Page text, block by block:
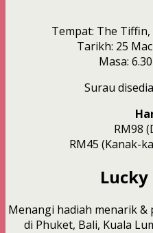
Tempat: The
Tarikh: 25
Masa:
Surau
RM98
RM45 (Kanak-
Lucky
Menangi hadiah menarik
di Phuket, Bali, Kuala